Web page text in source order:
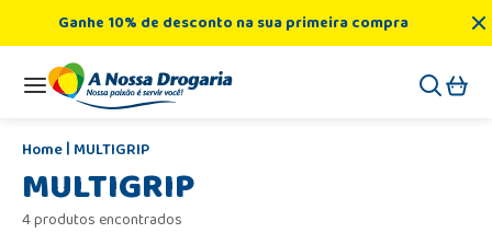
Ganhe 10% de desconto na sua primeira compra
MULTIGRIP
MULTIGRIP
4 produtos encontrados